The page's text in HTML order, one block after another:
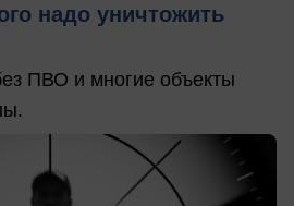
надо уничтожить
ПВО и многие объекты